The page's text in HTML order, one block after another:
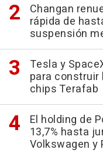
Changan
rápida de
suspensión
Tesla y
para
chips Terafab
El holding de
13,7% hasta
Volkswagen y